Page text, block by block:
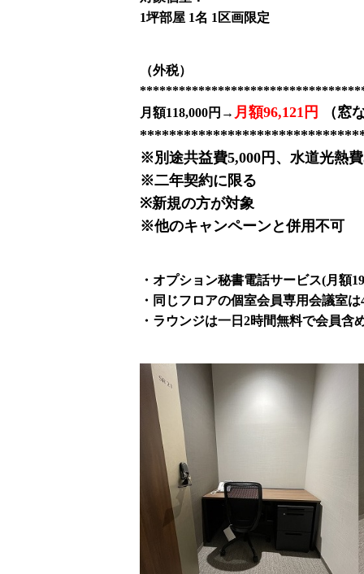
1坪部屋 1名 1区画限定
（外税）
月額118,000円→ 月額96,121円
（窓
※別途共益費5,000円、水道光熱費
※二年契約に限る
※新規の方が対象
※他のキャンペーンと併用不可
・オプション秘書電話サービス(月額
・同じフロアの個室会員専用会議室
・ラウンジは一日2時間無料で会員